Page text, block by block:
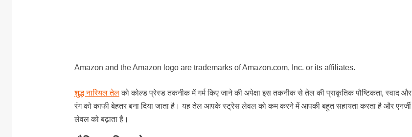
Amazon and the Amazon logo are trademarks of Amazon.com, Inc. or its affiliates.
शुद्ध नारियल तेलको कोल्ड प्रेस्ड तकनीक में गर्म किए जाने की अपेक्षा इस तकनीक से तेल की प्राकृतिक पौष्टिकता, स्वाद और
रंग को काफी बेहतर बना दिया जाता है। यह तेल आपके स्ट्रेस लेवल को कम करने में आपकी बहुत सहायता करता है और एनर्जी
लेवल को बढ़ाता है।